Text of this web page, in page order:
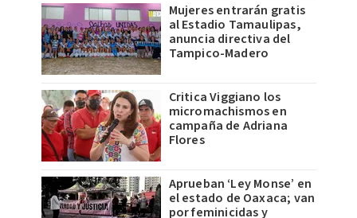
Mujeres entrarán gratis
al Estadio Tamaulipas,
anuncia directiva del
Tampico-Madero
Critica Viggiano los
micromachismos en
campaña de Adriana
Flores
Aprueban ‘Ley Monse’ en
el estado de Oaxaca; van
por feminicidas y